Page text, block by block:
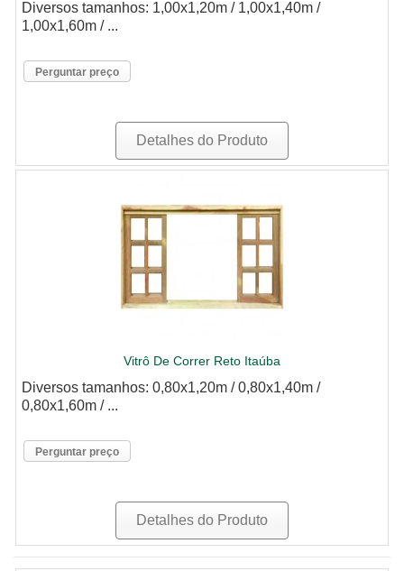
Diversos tamanhos: 1,00x1,20m / 1,00x1,40m /
1,00x1,60m / ...
Perguntar preço
Detalhes do Produto
Vitrô De Correr Reto Itaúba
Diversos tamanhos: 0,80x1,20m / 0,80x1,40m /
0,80x1,60m / ...
Perguntar preço
Detalhes do Produto